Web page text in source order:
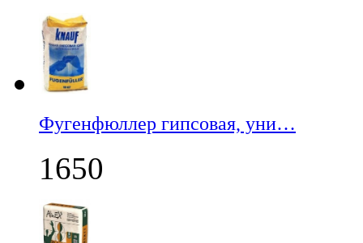
Фугенфюллер гипсовая, уни…
1650